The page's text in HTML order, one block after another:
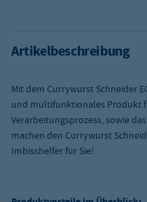
Artikelbeschreibung
Mit dem Currywurst Schneider
und multifunktionales Produkt
Verarbeitungsprozess, sowie
machen den Currywurst
Imbisshelfer für Sie!